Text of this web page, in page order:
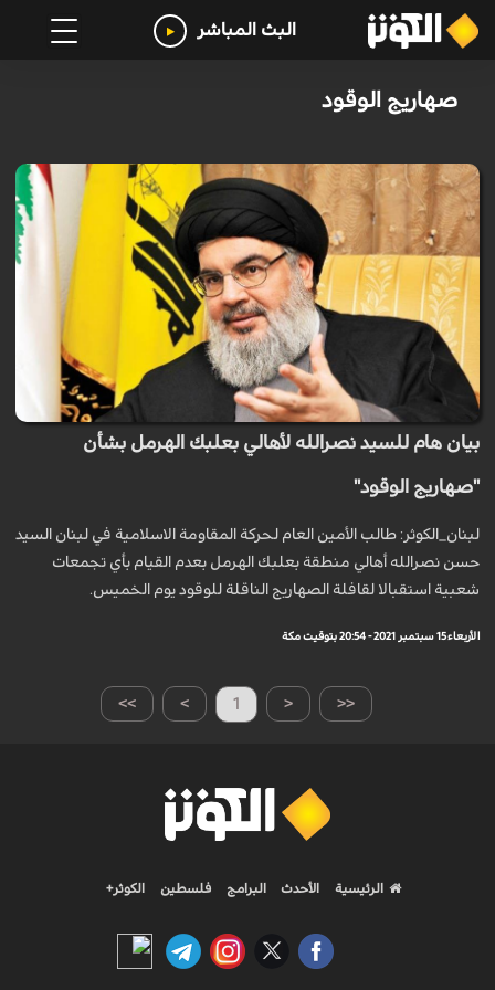
البث المباشر
صهاريج الوقود
بيان هام للسيد نصرالله لأهالي بعلبك الهرمل بشأن
"صهاريج الوقود"
لبنان_الكوثر: طالب الأمين العام لحركة المقاومة الاسلامية في لبنان السيد
حسن نصرالله أهالي منطقة بعلبك الهرمل بعدم القيام بأي تجمعات
شعبية استقبالا لقافلة الصهاريج الناقلة للوقود يوم الخميس.
الأربعاء 15 سبتمبر 2021 - 20:54 بتوقيت مكة
>> > 1 < <<
الرئيسية الأحدث البرامج فلسطين الكوثر+